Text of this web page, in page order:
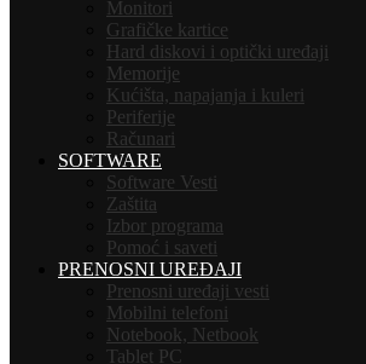
Monitori
Grafičke kartice
Hard diskovi i optički uređaji
Memorije
Kućišta, napajanja i kuleri
Periferije
Računari
SOFTWARE
Software Vesti
Zaštita
Izbor programa
Pomoć i saveti
PRENOSNI UREĐAJI
Prenosni uređaji vesti
Mobilni telefoni
Notebook, Netbook
Tablet PC